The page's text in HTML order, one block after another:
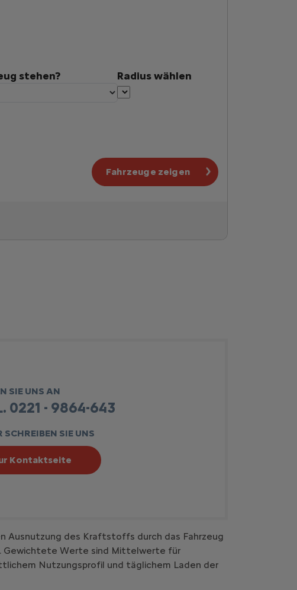
stehen? Radius wählen
Fahrzeuge zeigen
SIE UNS AN
0221 - 9864-643
SCHREIBEN SIE UNS
Kontaktseite
Ausnutzung des Kraftstoffs durch das Fahrzeug
Gewichtete Werte sind Mittelwerte für
Nutzungsprofil und täglichem Laden der